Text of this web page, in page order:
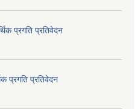
प्रगति प्रतिवेदन
प्रगति प्रतिवेदन